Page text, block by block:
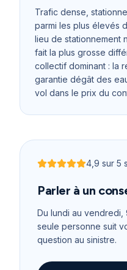
Trafic dense,
parmi les plus élevés
lieu de stationnement
fait la plus grosse
collectif dominant : la
garantie dégât des
vol dans le prix du
Noté4,9 sur 5
4,9 sur 5
Parler à un
Du lundi au vendredi,
seule personne suit
question au sinistre.